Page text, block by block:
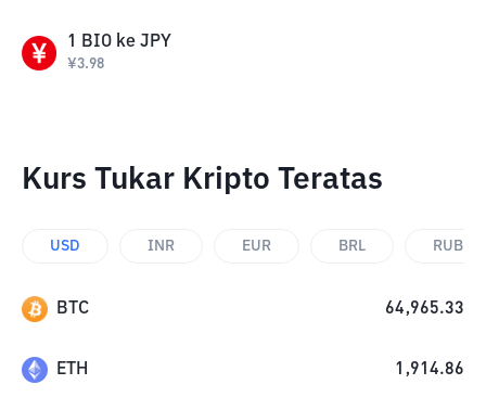
1 BIO ke JPY
¥3.98
Kurs Tukar Kripto Teratas
USD INR EUR BRL RUB
BTC 64,965.33
ETH 1,914.86